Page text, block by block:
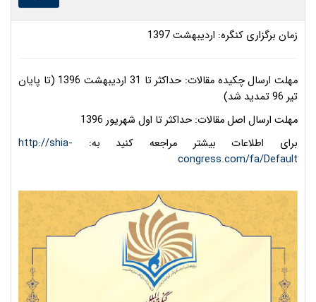
زمان برگزاری کنگره: اردیبهشت 1397
مهلت ارسال چکیده مقالات: حداکثر تا 31 اردیبهشت 1396 (تا پایان
تیر 96 تمدید شد)
مهلت ارسال اصل مقالات: حداکثر تا اول شهریور 1396
برای اطلاعات بیشتر مراجعه کنید به: http://shia-
congress.com/fa/Default